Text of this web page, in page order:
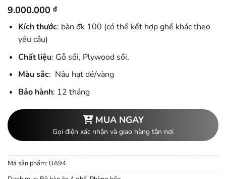
9.000.000 ₫
Kích thước: bàn đk 100 (có thể kết hợp ghế khác theo
yêu cầu)
Chất liệu: Gỗ sồi, Plywood sồi,
Màu sắc: Nâu hạt dẻ/vàng
Bảo hành: 12 tháng
MUA NGAY
Gọi điện xác nhận và giao hàng tận nơi
Mã sản phẩm: BA94